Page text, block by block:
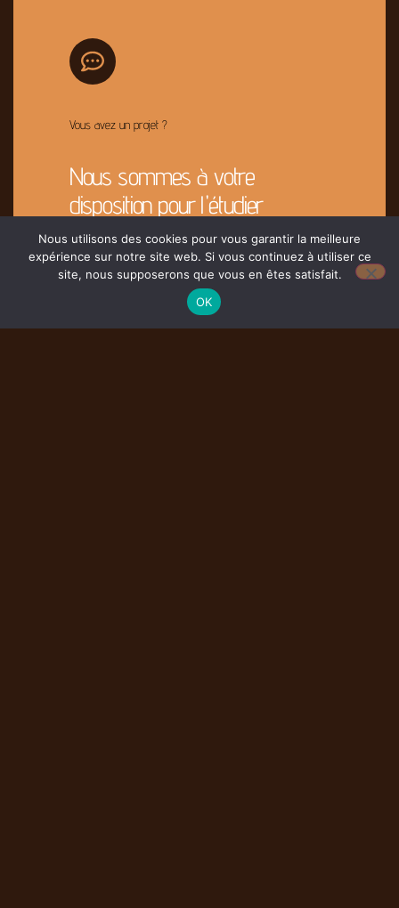
Vous avez un projet ?
Nous sommes à votre
disposition pour l'étudier
Contacter Nous
Nous utilisons des cookies pour vous garantir la meilleure
expérience sur notre site web. Si vous continuez à utiliser ce
site, nous supposerons que vous en êtes satisfait.
OK